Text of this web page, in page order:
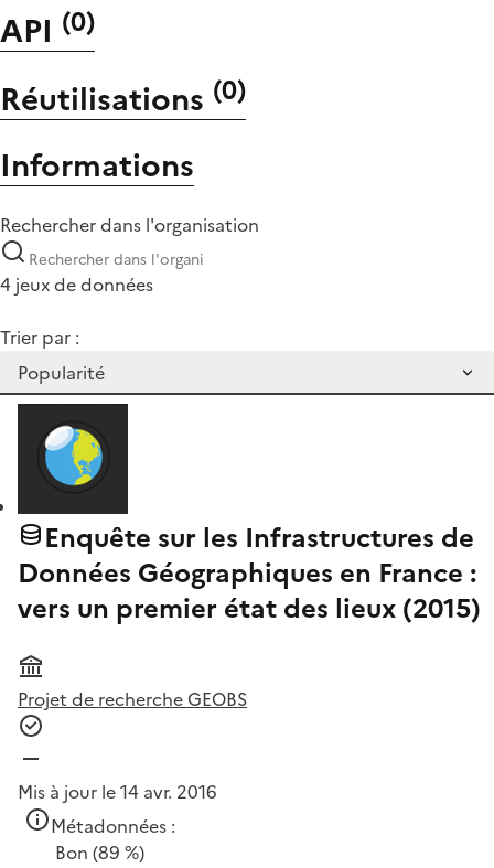
API (0)
Réutilisations (0)
Informations
Rechercher dans l'organisation
4 jeux de données
Trier par :
Enquête sur les Infrastructures de
Données Géographiques en France :
vers un premier état des lieux (2015)
Projet de recherche GEOBS
Mis à jour le 14 avr. 2016
Métadonnées :
Bon (89 %)